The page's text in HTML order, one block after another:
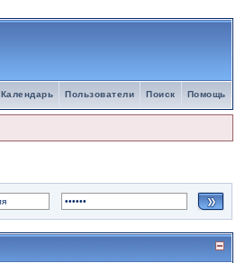
Помощь
Поиск
Пользователи
Календарь